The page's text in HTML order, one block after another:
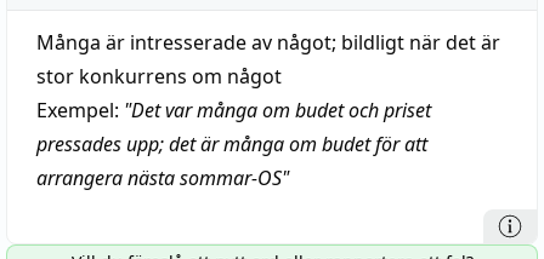
Många är intresserade av något; bildligt när det är
stor konkurrens om något
Exempel: "Det var många om budet och priset
pressades upp; det är många om budet för att
arrangera nästa sommar-OS"